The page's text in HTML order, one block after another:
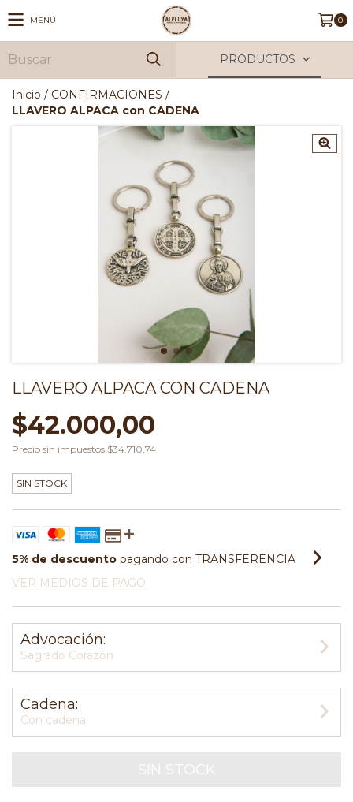
MENÚ 0
PRODUCTOS
Inicio / CONFIRMACIONES /
LLAVERO ALPACA con CADENA
LLAVERO ALPACA CON CADENA
$42.000,00
Precio sin impuestos $34.710,74
SIN STOCK
5% de descuento pagando con TRANSFERENCIA
VER MEDIOS DE PAGO
Advocación:
Sagrado Corazón
Cadena:
Con cadena